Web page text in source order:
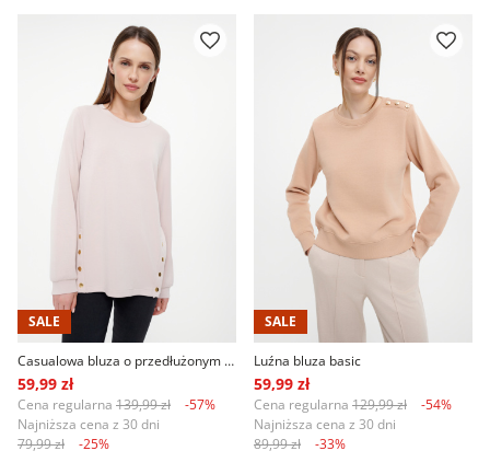
SALE
Casualowa bluza o przedłużonym fasonie
59,99 zł
Cena regularna 139,99 zł
-57%
Najniższa cena z 30 dni
79,99 zł
-25%
SALE
Luźna bluza basic
59,99 zł
Cena regularna 129,99 zł
-54%
Najniższa cena z 30 dni
89,99 zł
-33%